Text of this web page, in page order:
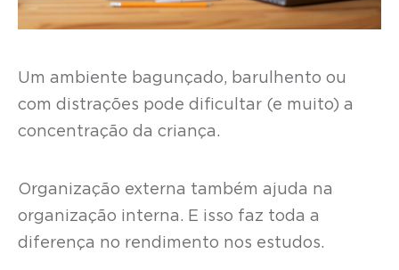
Um ambiente bagunçado, barulhento ou
com distrações pode dificultar (e muito) a
concentração da criança.
Organização externa também ajuda na
organização interna. E isso faz toda a
diferença no rendimento nos estudos.